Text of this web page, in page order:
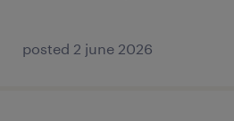
posted 2 june 2026